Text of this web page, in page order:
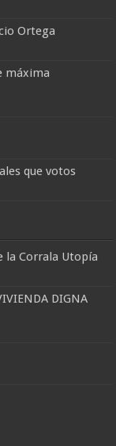
Ortega
máxima
que votos
la Corrala Utopía
DIGNA